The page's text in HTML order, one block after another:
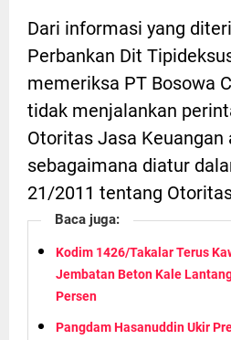
Dari informasi yang
Perbankan Dit
memeriksa PT Bosowa
tidak menjalankan
Otoritas Jasa Keuangan
sebagaimana diatur
21/2011 tentang
Baca juga:
Kodim 1426/Takalar Terus
Jembatan Beton Kale
Persen
Pangdam Hasanuddin Ukir